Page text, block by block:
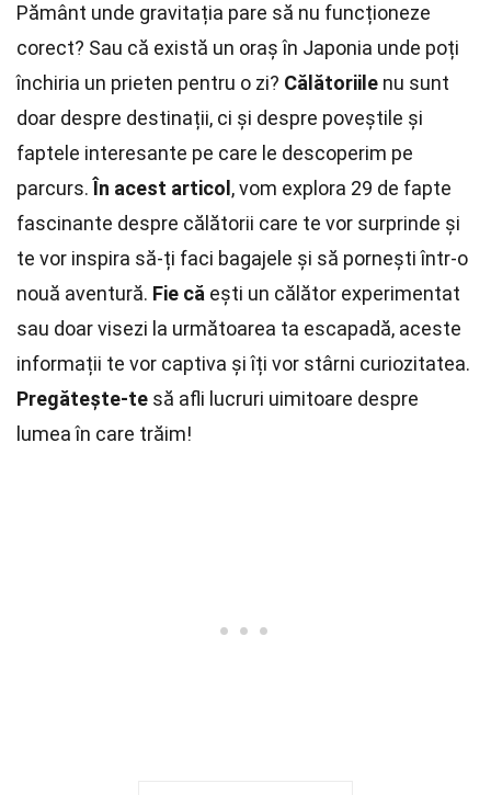
Pământ unde gravitația pare să nu funcționeze
corect? Sau că există un oraș în Japonia unde poți
închiria un prieten pentru o zi? Călătoriile nu sunt
doar despre destinații, ci și despre poveștile și
faptele interesante pe care le descoperim pe
parcurs. În acest articol , vom explora 29 de fapte
fascinante despre călătorii care te vor surprinde și
te vor inspira să-ți faci bagajele și să pornești într-o
nouă aventură. Fie că ești un călător experimentat
sau doar visezi la următoarea ta escapadă, aceste
informații te vor captiva și îți vor stârni curiozitatea.
Pregătește-te să afli lucruri uimitoare despre
lumea în care trăim!